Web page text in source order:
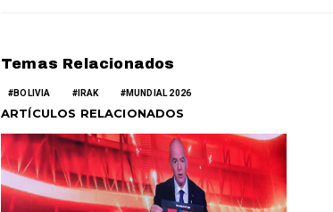
Temas Relacionados
BOLIVIA IRAK MUNDIAL 2026
ARTÍCULOS RELACIONADOS